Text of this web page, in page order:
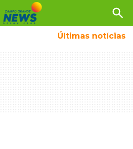
search
Últimas notícias